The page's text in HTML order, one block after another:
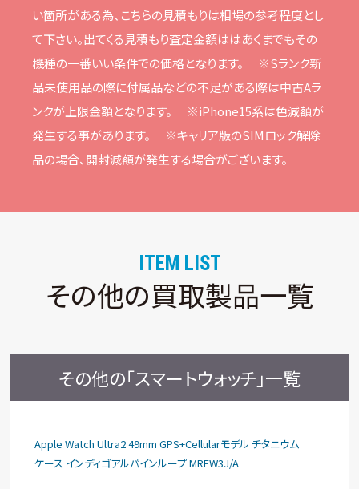
い箇所がある為、こちらの⾒積もりは相場の参考程度とし
て下さい。出てくる⾒積もり査定⾦額ははあくまでもその
機種の⼀番いい条件での価格となります。
※Sランク新
品未使⽤品の際に付属品などの不⾜がある際は中古Aラ
ンクが上限⾦額となります。
※iPhone15系は⾊減額が
発⽣する事があります。
※キャリア版のSIMロック解除
品の場合、開封減額が発⽣する場合がございます。
ITEM LIST
その他の買取製品一覧
その他の「スマートウォッチ」一覧
Apple Watch Ultra2 49mm GPS+Cellularモデル チタニウム
ケース インディゴアルパインループ MREW3J/A